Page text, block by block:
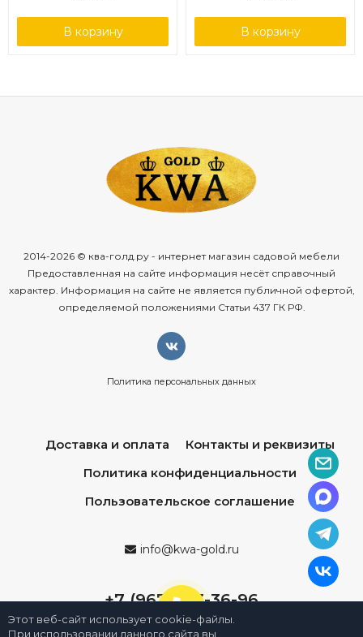
В корзину В корзину
2014-2026 © ква-голд.ру - интернет магазин садовой мебели
Предоставленная на сайте информация несёт справочный
характер. Информация на сайте не является публичной офертой,
определяемой положениями Статьи 437 ГК РФ.
Политика персональных данных
Доставка и оплата
Контакты и реквизиты
Политика конфиденциальности
Пользовательское соглашение
info@kwa-gold.ru
+7 (967) 013-36-96
Этот веб-сайт использует cookie-файлы.
При использовании данного сайта вы